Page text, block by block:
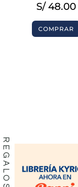
S/48.00
COMPRAR
REGALOS